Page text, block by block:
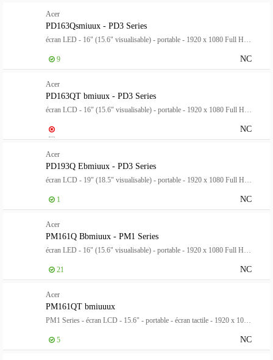
Acer
PD163Qsmiuux - PD3 Series
NC
9
Acer
PD163QT bmiuux - PD3 Series
NC
Acer
PD193Q Ebmiuux - PD3 Series
NC
1
Acer
PM161Q Bbmiuux - PM1 Series
NC
21
Acer
PM161QT bmiuuux
NC
5